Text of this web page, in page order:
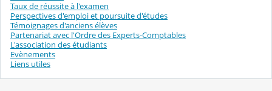
​Taux de réussite à l'examen
Perspectives d'emploi et poursuite d'études
Témoignages d'anciens élèves
Partenariat avec l'Ordre des Experts-Comptables
L'association des étudiants
Evènements
​Liens utiles